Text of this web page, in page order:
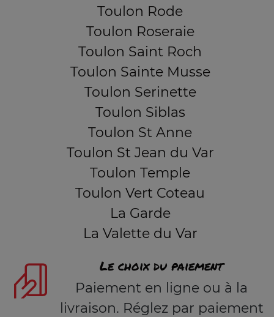
Toulon Rode
Toulon Roseraie
Toulon Saint Roch
Toulon Sainte Musse
Toulon Serinette
Toulon Siblas
Toulon St Anne
Toulon St Jean du Var
Toulon Temple
Toulon Vert Coteau
La Garde
La Valette du Var
Le choix du paiement
Paiement en ligne ou à la
livraison. Réglez par paiement